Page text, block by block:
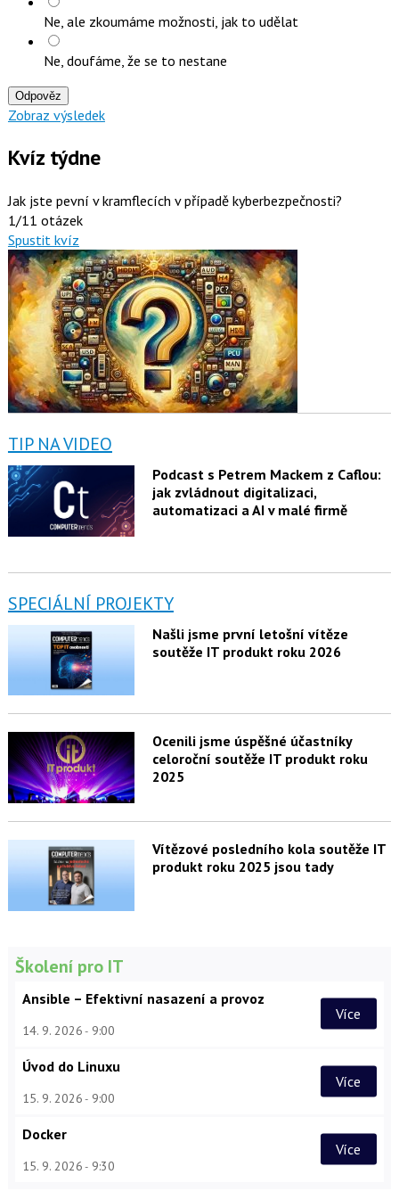
Ne, ale zkoumáme možnosti, jak to udělat
Ne, doufáme, že se to nestane
Odpověz
Zobraz výsledek
Kvíz týdne
Jak jste pevní v kramflecích v případě kyberbezpečnosti?
1/11 otázek
Spustit kvíz
TIP NA VIDEO
Podcast s Petrem Mackem z Caflou:
jak zvládnout digitalizaci,
automatizaci a AI v malé firmě
SPECIÁLNÍ PROJEKTY
Našli jsme první letošní vítěze
soutěže IT produkt roku 2026
Ocenili jsme úspěšné účastníky
celoroční soutěže IT produkt roku
2025
Vítězové posledního kola soutěže IT
produkt roku 2025 jsou tady
Školení pro IT
Ansible – Efektivní nasazení a provoz
14. 9. 2026 9:00
Více
Úvod do Linuxu
15. 9. 2026 9:00
Více
Docker
15. 9. 2026 9:30
Více